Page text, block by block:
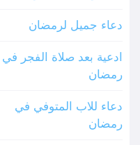
دعاء جميل لرمضان
ادعية بعد صلاة الفجر في
رمضان
دعاء للاب المتوفي في
رمضان